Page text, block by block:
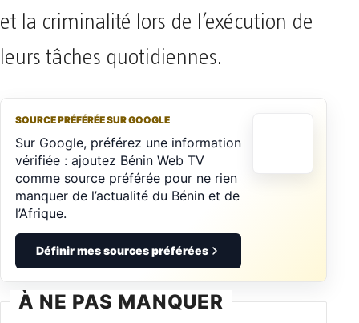
et la criminalité lors de l’exécution de
leurs tâches quotidiennes.
SOURCE PRÉFÉRÉE SUR GOOGLE
Sur Google, préférez une information
vérifiée : ajoutez Bénin Web TV
comme source préférée pour ne rien
manquer de l’actualité du Bénin et de
l’Afrique.
Définir mes sources préférées
À NE PAS MANQUER